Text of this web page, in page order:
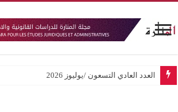
العدد العادي التسعون /يوليوز 2026